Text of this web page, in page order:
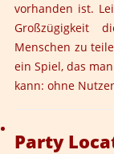
vorhanden ist.
Großzügigkeit
Menschen zu
ein Spiel, das
kann: ohne
Party